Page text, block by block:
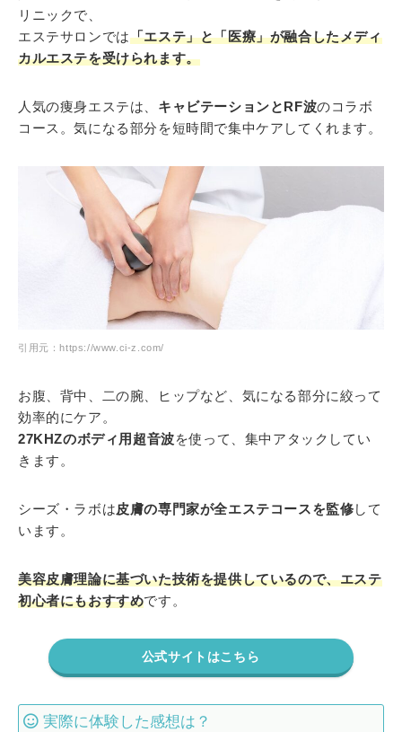
リニックで、
エステサロンでは「エステ」と「医療」が融合したメディ
カルエステを受けられます。
人気の痩身エステは、 キャビテーションとRF波のコラボ
コース。気になる部分を短時間で集中ケアしてくれます。
引用元：https://www.ci-z.com/
お腹、背中、二の腕、ヒップなど、気になる部分に絞って
効率的にケア。
27KHZのボディ用超音波を使って、集中アタックしてい
きます。
シーズ・ラボは皮膚の専門家が全エステコースを監修して
います。
美容皮膚理論に基づいた技術を提供しているので、エステ
初心者にもおすすめです。
公式サイトはこちら
実際に体験した感想は？